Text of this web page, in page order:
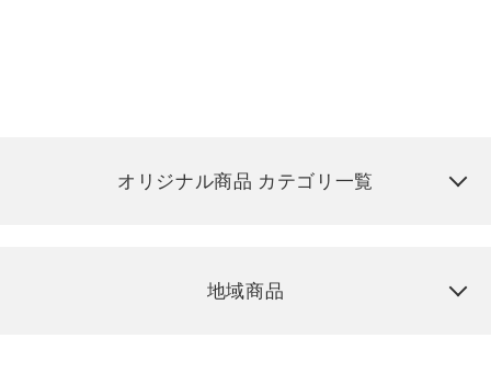
オリジナル商品 カテゴリ一覧
地域商品